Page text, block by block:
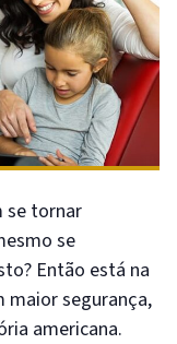
se tornar
se
Então está na
maior segurança,
americana.